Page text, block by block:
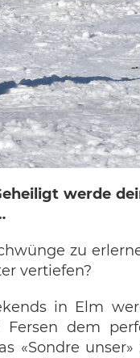
werde
zu
vertiefen?
in Elm
dem
«Sondre